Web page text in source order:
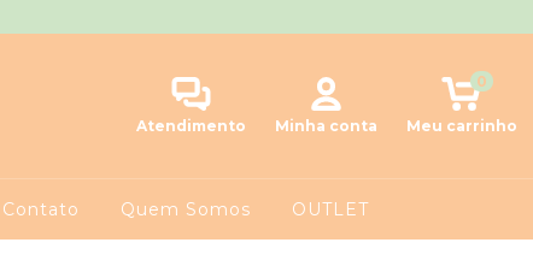
Atendimento Minha conta Meu carrinho
0
Contato Quem Somos OUTLET